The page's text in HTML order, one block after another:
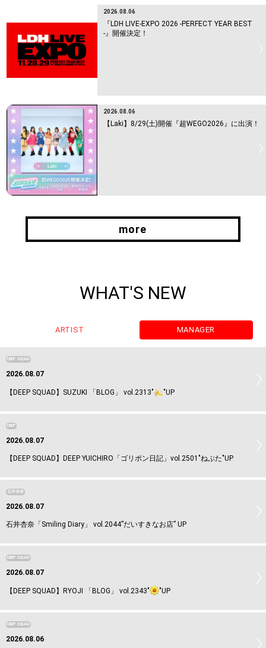
2026.08.06
『LDH LIVE-EXPO 2026 -PERFECT YEAR BEST
-』開催決定！
2026.08.06
【Laki】8/29(土)開催『超WEGO2026』に出演！
more
WHAT'S NEW
ARTIST MANAGER
DEEP SQUAD
2026.08.07
【DEEP SQUAD】SUZUKI 「BLOG」 vol.2313" "UP
DEEP
2026.08.07
【DEEP SQUAD】DEEP YUICHIRO「ゴリポン日記」vol.2501"ねぷた"UP
石井杏奈
2026.08.07
石井杏奈「Smiling Diary」 vol.2044”だいすきなお店” UP
DEEP SQUAD
2026.08.07
【DEEP SQUAD】RYOJI 「BLOG」 vol.2343" "UP
DEEP SQUAD
2026.08.06